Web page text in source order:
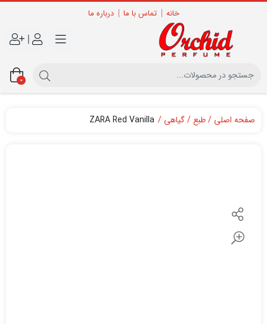
خانه تماس با ما درباره ما
|
0
صفحه اصلی طبع گیاهی ZARA Red Vanilla